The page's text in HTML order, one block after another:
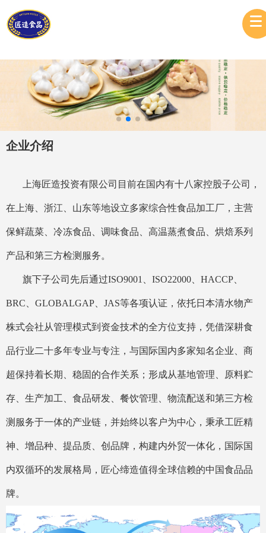
企业介绍
上海匠造投资有限公司目前在国内有十八家控股子公司，
在上海、浙江、山东等地设立多家综合性食品加工厂，主营
保鲜蔬菜、冷冻食品、调味食品、高温蒸煮食品、烘焙系列
产品和第三方检测服务。
旗下子公司先后通过ISO9001、ISO22000、HACCP、
BRC、GLOBALGAP、JAS等各项认证，依托日本清水物产
株式会社从管理模式到资金技术的全方位支持，凭借深耕食
品行业二十多年专业与专注，与国际国内多家知名企业、商
超保持着长期、稳固的合作关系；形成从基地管理、原料贮
存、生产加工、食品研发、餐饮管理、物流配送和第三方检
测服务于一体的产业链，并始终以客户为中心，秉承工匠精
神、增品种、提品质、创品牌，构建内外贸一体化，国际国
内双循环的发展格局，匠心缔造值得全球信赖的中国食品品
牌。